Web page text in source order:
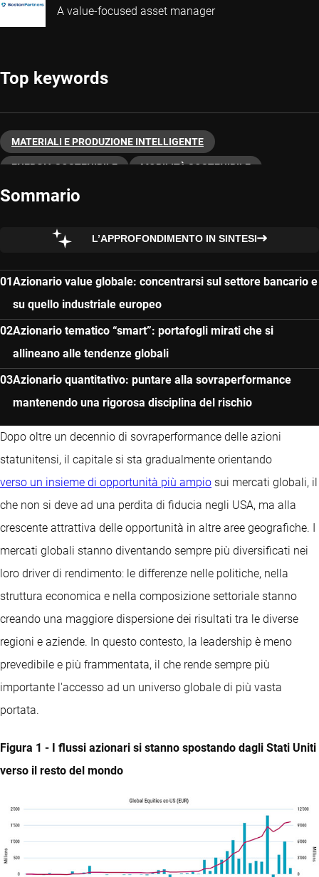
A value-focused asset manager
Top keywords
MATERIALI E PRODUZIONE INTELLIGENTE
ENERGIA SOSTENIBILE MOBILITÀ SOSTENIBILE
INVESTIMENTO TEMATICO
Sommario
L’APPROFONDIMENTO IN SINTESI
Azionario value globale: concentrarsi sul settore bancario e
su quello industriale europeo
Azionario tematico “smart”: portafogli mirati che si
allineano alle tendenze globali
Azionario quantitativo: puntare alla sovraperformance
mantenendo una rigorosa disciplina del rischio
Dopo oltre un decennio di sovraperformance delle azioni
statunitensi, il capitale si sta gradualmente orientando
verso un insieme di opportunità più ampio sui mercati globali, il
che non si deve ad una perdita di fiducia negli USA, ma alla
crescente attrattiva delle opportunità in altre aree geografiche. I
mercati globali stanno diventando sempre più diversificati nei
loro driver di rendimento: le differenze nelle politiche, nella
struttura economica e nella composizione settoriale stanno
creando una maggiore dispersione dei risultati tra le diverse
regioni e aziende. In questo contesto, la leadership è meno
prevedibile e più frammentata, il che rende sempre più
importante l'accesso ad un universo globale di più vasta
portata.
Figura 1 - I flussi azionari si stanno spostando dagli Stati Uniti
verso il resto del mondo